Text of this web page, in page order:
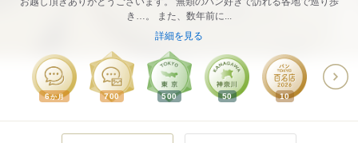
き…。 また、数年前に...
詳細を見る
6か月 700 500 50 10